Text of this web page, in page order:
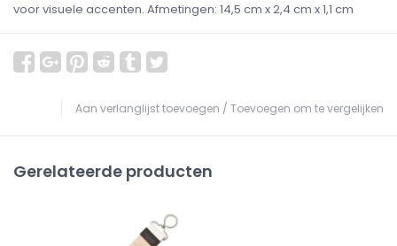
voor visuele accenten. Afmetingen: 14,5 cm x 2,4 cm x 1,1 cm
Aan verlanglijst toevoegen / Toevoegen om te vergelijken
Gerelateerde producten